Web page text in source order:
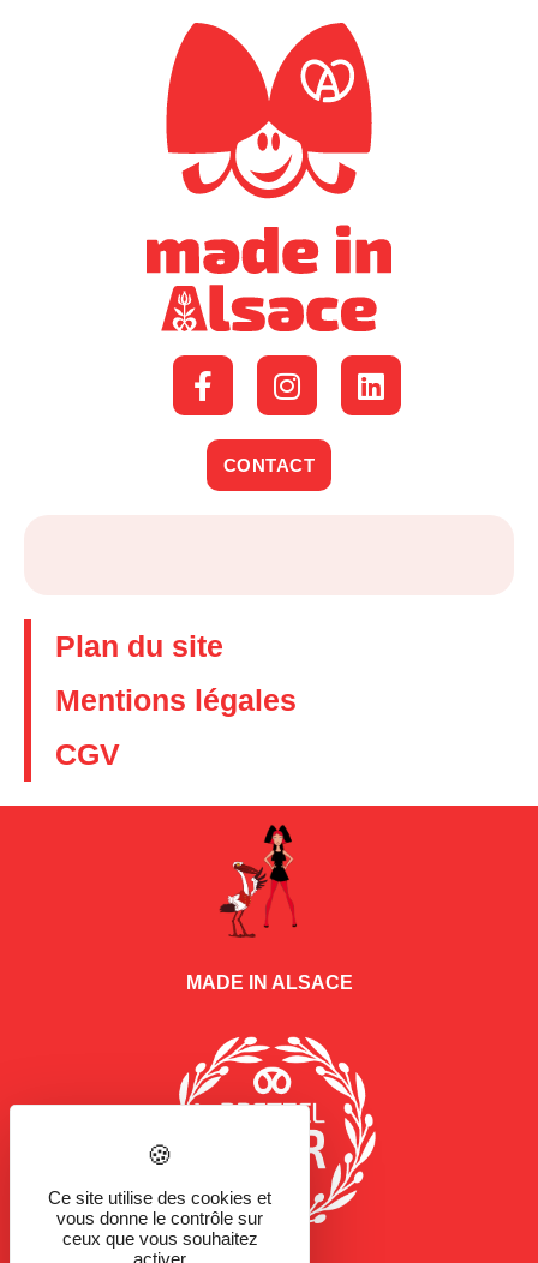
CONTACT
Plan du site
Mentions légales
CGV
MADE IN ALSACE
Ce site utilise des cookies et
vous donne le contrôle sur
ceux que vous souhaitez
activer